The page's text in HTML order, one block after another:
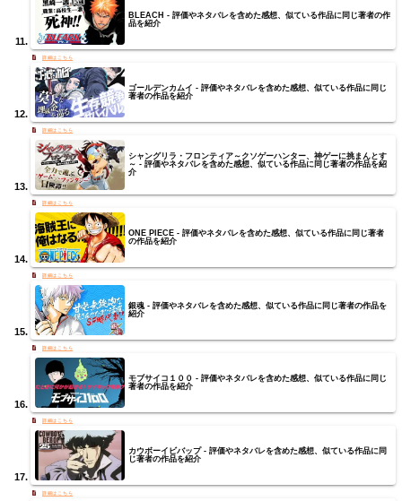
BLEACH - 評価やネタバレを含めた感想、似ている作品に同じ著者の作
品を紹介
ゴールデンカムイ - 評価やネタバレを含めた感想、似ている作品に同じ
著者の作品を紹介
シャングリラ・フロンティア～クソゲーハンター、神ゲーに挑まんとす
～ - 評価やネタバレを含めた感想、似ている作品に同じ著者の作品を紹
介
ONE PIECE - 評価やネタバレを含めた感想、似ている作品に同じ著者
の作品を紹介
銀魂 - 評価やネタバレを含めた感想、似ている作品に同じ著者の作品を
紹介
モブサイコ１００ - 評価やネタバレを含めた感想、似ている作品に同じ
著者の作品を紹介
カウボーイビバップ - 評価やネタバレを含めた感想、似ている作品に同
じ著者の作品を紹介